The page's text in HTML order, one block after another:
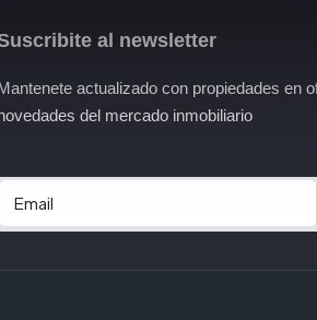
al newsletter
actualizado con propiedades en
del mercado inmobiliario